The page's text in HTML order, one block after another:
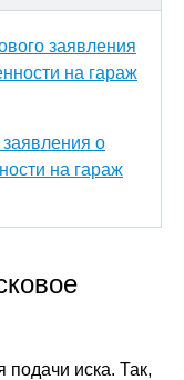
заявления
на гараж
заявления о
на гараж
подачи иска. Так,